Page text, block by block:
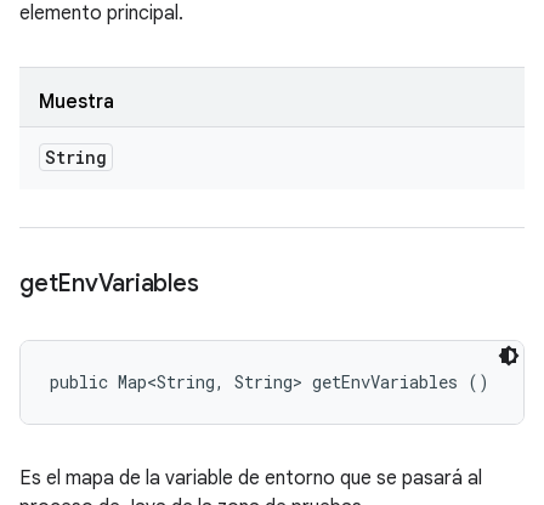
elemento principal.
Muestra
String
getEnvVariables
public Map<String, String> getEnvVariables ()
Es el mapa de la variable de entorno que se pasará al